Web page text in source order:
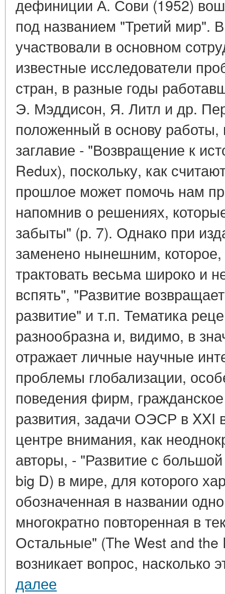
дефиниции А. Сови (1952)
под названием "Третий мир". В
участвовали в основном
известные исследователи
стран, в разные годы
Э. Мэддисон, Я. Литл и др.
положенный в основу работы,
заглавие - "Возвращение к
Redux), поскольку, как
прошлое может помочь нам
напомнив о решениях,
забыты" (р. 7). Однако при
заменено нынешним,
трактовать весьма широко и
вспять", "Развитие
развитие" и т.п. Тематика
разнообразна и, видимо, в
отражает личные научные
проблемы глобализации,
поведения фирм,
развития, задачи ОЭСР в XXI
центре внимания, как
авторы, - "Развитие с
big D) в мире, для которого
обозначенная в названии
многократно повторенная в
Остальные" (The West and
возникает вопрос, насколько
далее